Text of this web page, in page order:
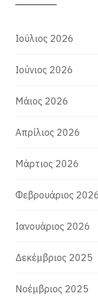
Ιούλιος 2026
Ιούνιος 2026
Μάιος 2026
Απρίλιος 2026
Μάρτιος 2026
Φεβρουάριος 2026
Ιανουάριος 2026
Δεκέμβριος 2025
Νοέμβριος 2025